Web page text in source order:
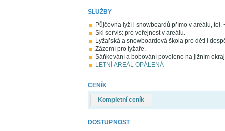
SLUŽBY
Půjčovna lyží i snowboardů přímo v areálu, tel.
Ski servis: pro veřejnost v areálu.
Lyžařská a snowboardová škola pro děti i
Zázemí pro lyžaře.
Sáňkování a bobování povoleno na jižním
LETNÍ AREÁL OPÁLENÁ
CENÍK
Kompletní ceník
DOSTUPNOST